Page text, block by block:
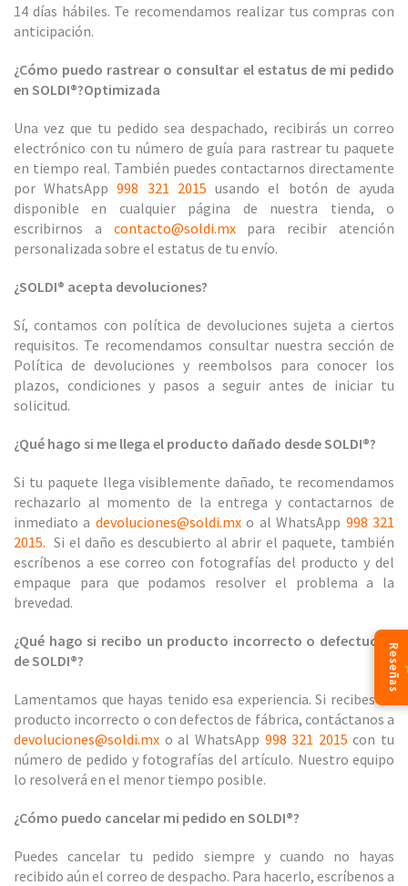
14 días hábiles. Te recomendamos realizar tus compras con
anticipación.
¿Cómo puedo rastrear o consultar el estatus de mi pedido
en SOLDI®?Optimizada
Una vez que tu pedido sea despachado, recibirás un correo
electrónico con tu número de guía para rastrear tu paquete
en tiempo real. También puedes contactarnos directamente
por WhatsApp998 321 2015 usando el botón de ayuda
disponible en cualquier página de nuestra tienda, o
escribirnos a contacto@soldi.mxpara recibir atención
personalizada sobre el estatus de tu envío.
¿SOLDI® acepta devoluciones?
Sí, contamos con política de devoluciones sujeta a ciertos
requisitos. Te recomendamos consultar nuestra sección de
Política de devoluciones y reembolsos para conocer los
plazos, condiciones y pasos a seguir antes de iniciar tu
solicitud.
¿Qué hago si me llega el producto dañado desde SOLDI®?
Si tu paquete llega visiblemente dañado, te recomendamos
rechazarlo al momento de la entrega y contactarnos de
inmediato a devoluciones@soldi.mxo al WhatsApp 998 321
2015. Si el daño es descubierto al abrir el paquete, también
escríbenos a ese correo con fotografías del producto y del
empaque para que podamos resolver el problema a la
brevedad.
¿Qué hago si recibo un producto incorrecto o defectuoso
de SOLDI®?
Lamentamos que hayas tenido esa experiencia. Si recibes un
producto incorrecto o con defectos de fábrica, contáctanos a
devoluciones@soldi.mx o al WhatsApp 998 321 2015 con tu
número de pedido y fotografías del artículo. Nuestro equipo
lo resolverá en el menor tiempo posible.
¿Cómo puedo cancelar mi pedido en SOLDI®?
Puedes cancelar tu pedido siempre y cuando no hayas
recibido aún el correo de despacho. Para hacerlo, escríbenos a
Reseñas